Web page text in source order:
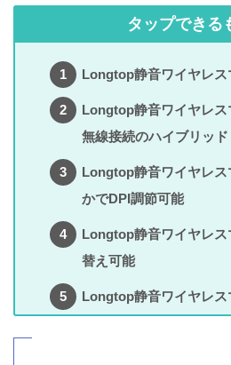
タップできる
Longtop静音ワイヤレス
Longtop静音ワイヤレ
無線接続のハイブリッド
Longtop静音ワイヤレ
かでDPI調節可能
Longtop静音ワイヤレス
替え可能
Longtop静音ワイヤレ